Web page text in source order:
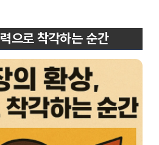
으로 착각하는 순간